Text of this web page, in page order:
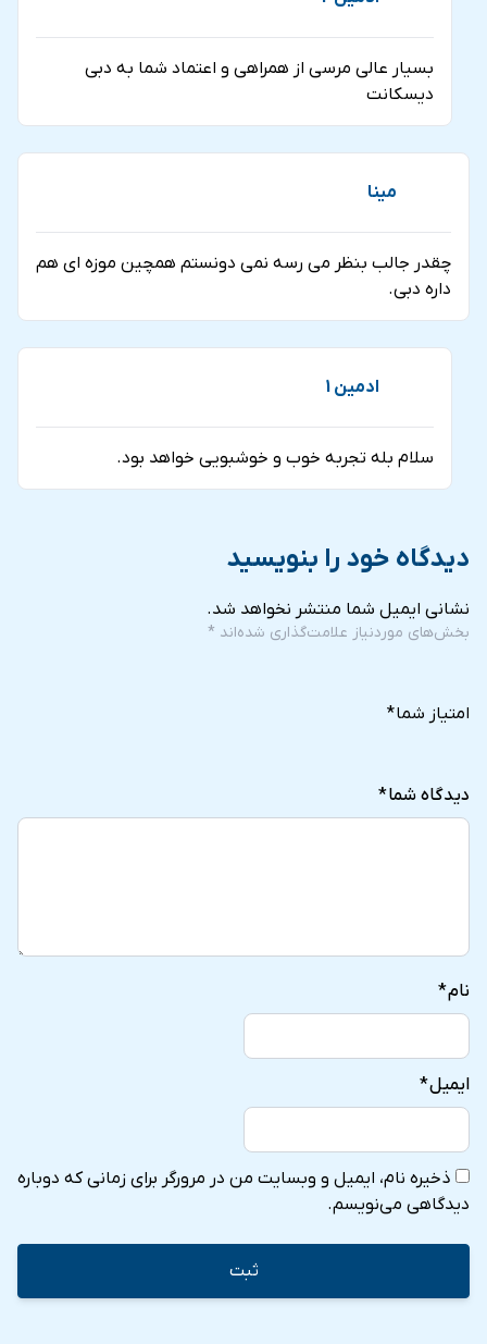
بسیار عالی مرسی از همراهی و اعتماد شما به دبی
دیسکانت
مینا
چقدر جالب بنظر می رسه نمی دونستم همچین موزه ای هم
داره دبی.
ادمین 1
سلام بله تجربه خوب و خوشبویی خواهد بود.
دیدگاه خود را بنویسید
نشانی ایمیل شما منتشر نخواهد شد.
بخش‌های موردنیاز علامت‌گذاری شده‌اند *
امتیاز شما*
دیدگاه شما*
نام*
ایمیل*
ذخیره نام، ایمیل و وبسایت من در مرورگر برای زمانی که دوباره
دیدگاهی می‌نویسم.